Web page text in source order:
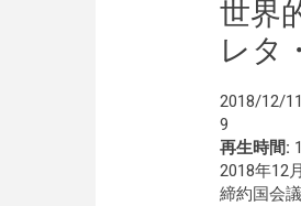
世界
レタ
2018/12/
9
再生時間:
2018年12
締約国会